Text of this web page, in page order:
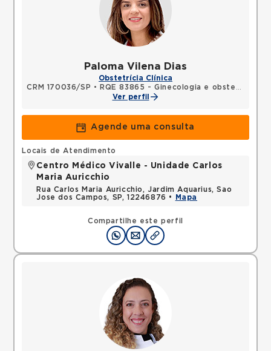
Paloma Vilena Dias
Obstetrícia Clínica
CRM 170036/SP •
RQE 83865 - Ginecologia e obstetrícia
Ver perfil
Agende uma consulta
Compartilhe este perfil
Locais de Atendimento
Centro Médico Vivalle - Unidade Carlos
Maria Auricchio
Rua Carlos Maria Auricchio, Jardim Aquarius, Sao
Jose dos Campos, SP, 12246876 •
Mapa